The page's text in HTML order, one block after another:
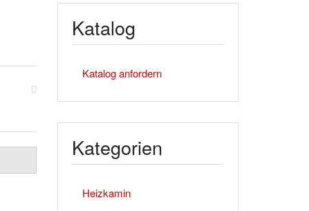
Katalog
Katalog anfordern
Kategorien
Heizkamin